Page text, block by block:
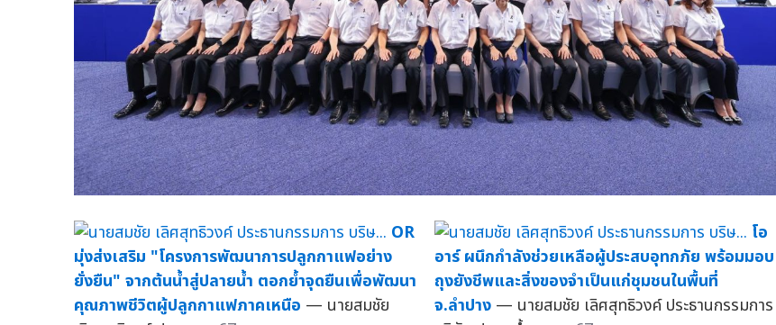
OR
มุ่งส่งเสริม "โครงการพัฒนาการปลูกกาแฟอย่าง
ยั่งยืน" จากต้นน้ำสู่ปลายน้ำ ตอกย้ำจุดยืนเพื่อพัฒนา
คุณภาพชีวิตผู้ปลูกกาแฟภาคเหนือ — นายสมชัย
โอ
อาร์ ผนึกกำลังช่วยเหลือผู้ประสบอุทกภัย พร้อมมอบ
ถุงยังชีพและสิ่งของจำเป็นแก่ชุมชนในพื้นที่
จ.ลำปาง — นายสมชัย เลิศสุทธิวงค์ ประธานกรรมการ